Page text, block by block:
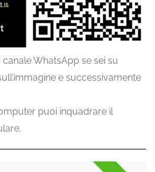
WhatsApp se sei su
e successivamente
puoi inquadrare il